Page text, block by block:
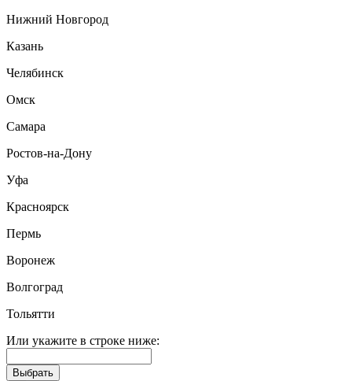
Нижний Новгород
Казань
Челябинск
Омск
Самара
Ростов-на-Дону
Уфа
Красноярск
Пермь
Воронеж
Волгоград
Тольятти
Или укажите в строке ниже: